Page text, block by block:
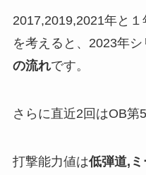
2017,2019,2021年と
を考えると、2023年
の流れです。
さらに直近2回はOB第
打撃能力値は低弾道,